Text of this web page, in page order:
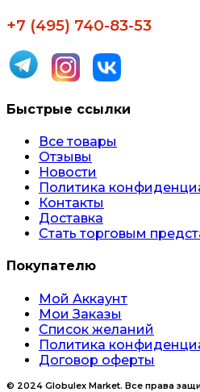
+7 (495) 740-83-53
Быстрые ссылки
Все товары
Отзывы
Новости
Политика
Контакты
Доставка
Стать торговым
Покупателю
Мой Аккаунт
Мои Заказы
Список желаний
Политика
Договор оферты
© 2024 Globulex Market. Все права